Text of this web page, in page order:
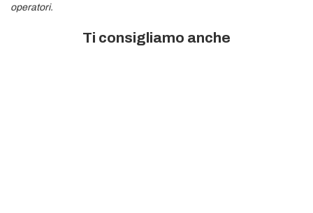
operatori.
Ti consigliamo anche